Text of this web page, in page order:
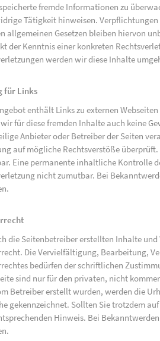
fremde Informationen zu
Tätigkeit hinweisen.
allgemeinen Gesetzen bleiben hiervon
der Kenntnis einer konkreten
werden wir diese Inhalte
für Links
enthält Links zu externen
für diese fremden Inhalte auch keine
Anbieter oder Betreiber der Seiten
auf mögliche Rechtsverstöße
Eine permanente inhaltliche Kontrolle
nicht zumutbar. Bei
die Seitenbetreiber erstellten Inhalte
Die Vervielfältigung, Bearbeitung,
bedürfen der schriftlichen
sind nur für den privaten, nicht
Betreiber erstellt wurden, werden die
gekennzeichnet. Sollten Sie trotzdem
Hinweis. Bei